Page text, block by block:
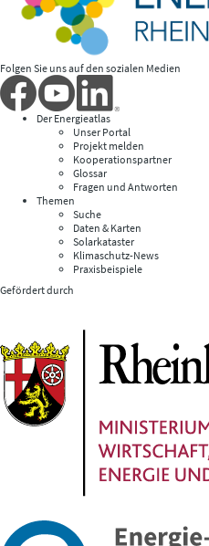
Folgen Sie uns auf den sozialen Medien
Der Energieatlas
Unser Portal
Projekt melden
Kooperationspartner
Glossar
Fragen und Antworten
Themen
Suche
Daten & Karten
Solarkataster
Klimaschutz-News
Praxisbeispiele
Gefördert durch